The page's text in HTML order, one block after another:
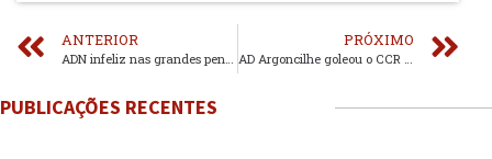
ANTERIOR PRÓXIMO
PUBLICAÇÕES RECENTES